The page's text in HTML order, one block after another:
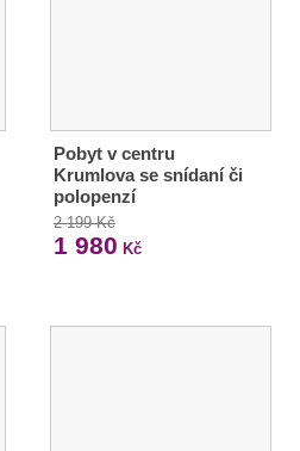
Pobyt v centru
Krumlova se snídaní či
polopenzí
2 199 Kč
1 980 Kč